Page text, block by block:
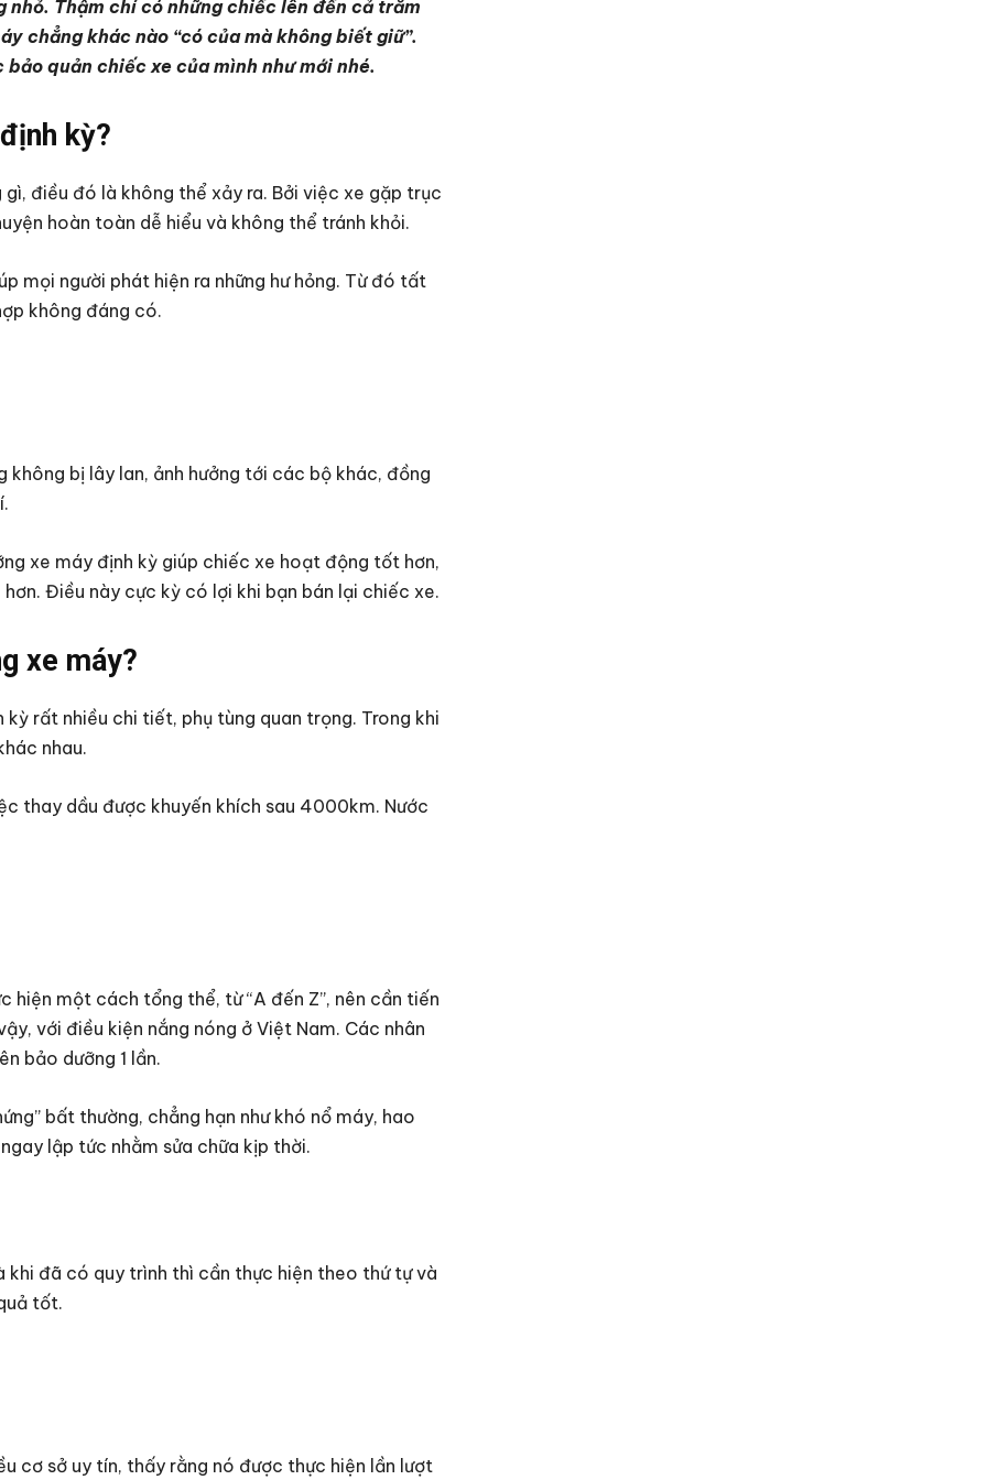
Thậm chí có những chiếc lên đến cả trăm
chẳng khác nào “có của mà không biết giữ”.
quản chiếc xe của mình như mới nhé.
kỳ?
điều đó là không thể xảy ra. Bởi việc xe gặp trục
hoàn toàn dễ hiểu và không thể tránh khỏi.
mọi người phát hiện ra những hư hỏng. Từ đó tất
không đáng có.
không bị lây lan, ảnh hưởng tới các bộ khác, đồng
xe máy định kỳ giúp chiếc xe hoạt động tốt hơn,
Điều này cực kỳ có lợi khi bạn bán lại chiếc xe.
xe máy?
rất nhiều chi tiết, phụ tùng quan trọng. Trong khi
nhau.
thay dầu được khuyến khích sau 4000km. Nước
một cách tổng thể, từ “A đến Z”, nên cần tiến
với điều kiện nắng nóng ở Việt Nam. Các nhân
bảo dưỡng 1 lần.
bất thường, chẳng hạn như khó nổ máy, hao
lập tức nhằm sửa chữa kịp thời.
đã có quy trình thì cần thực hiện theo thứ tự và
tốt.
cơ sở uy tín, thấy rằng nó được thực hiện lần lượt